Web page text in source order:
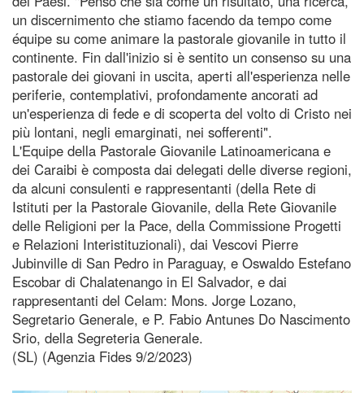
un discernimento che stiamo facendo da tempo come
équipe su come animare la pastorale giovanile in tutto il
continente. Fin dall'inizio si è sentito un consenso su una
pastorale dei giovani in uscita, aperti all'esperienza nelle
periferie, contemplativi, profondamente ancorati ad
un'esperienza di fede e di scoperta del volto di Cristo nei
più lontani, negli emarginati, nei sofferenti".
L'Equipe della Pastorale Giovanile Latinoamericana e
dei Caraibi è composta dai delegati delle diverse regioni,
da alcuni consulenti e rappresentanti (della Rete di
Istituti per la Pastorale Giovanile, della Rete Giovanile
delle Religioni per la Pace, della Commissione Progetti
e Relazioni Interistituzionali), dai Vescovi Pierre
Jubinville di San Pedro in Paraguay, e Oswaldo Estefano
Escobar di Chalatenango in El Salvador, e dai
rappresentanti del Celam: Mons. Jorge Lozano,
Segretario Generale, e P. Fabio Antunes Do Nascimento
Srio, della Segreteria Generale.
(SL) (Agenzia Fides 9/2/2023)